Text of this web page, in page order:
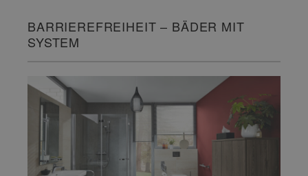
BARRIEREFREIHEIT – BÄDER MIT
SYSTEM